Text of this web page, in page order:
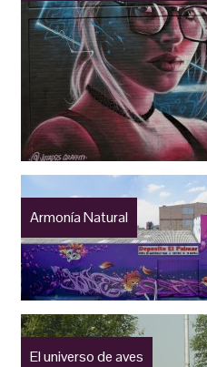
Armonía Natural
El universo de aves